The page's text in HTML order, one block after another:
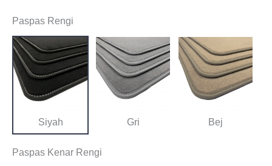
Paspas Rengi
Siyah Gri Bej
Paspas Kenar Rengi